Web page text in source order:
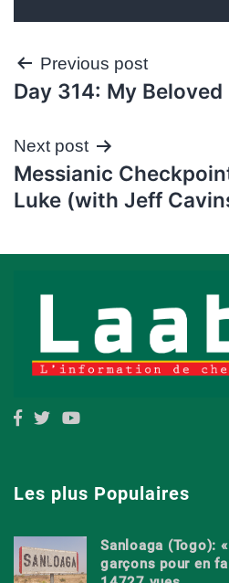
Navigation
de
l’article
Previous post
Day 314: My
Next post
Messianic
Luke (with Jeff
Les plus Populaires
Sanloaga (Togo):
garçons pour en